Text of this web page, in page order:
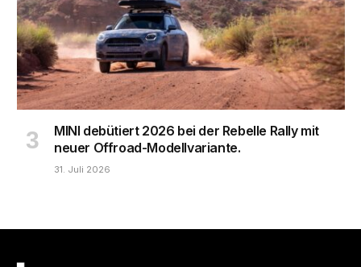
MINI debütiert 2026 bei der Rebelle Rally mit
neuer Offroad-Modellvariante.
31. Juli 2026